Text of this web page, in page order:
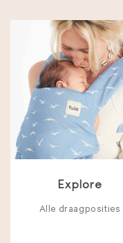
Explore
Alle draagposities